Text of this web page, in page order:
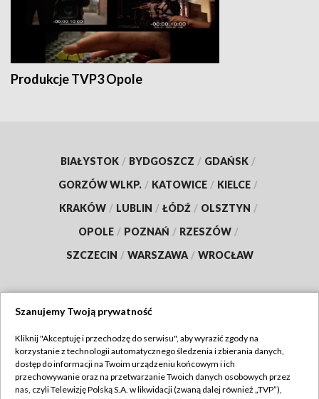
Produkcje TVP3 Opole
BIAŁYSTOK / BYDGOSZCZ / GDAŃSK /
GORZÓW WLKP. / KATOWICE / KIELCE /
KRAKÓW / LUBLIN / ŁÓDŹ / OLSZTYN /
OPOLE / POZNAŃ / RZESZÓW /
SZCZECIN / WARSZAWA / WROCŁAW
TVP
Abonament TVP
Regulamin TVP
Szanujemy Twoją prywatność
Kliknij "Akceptuję i przechodzę do serwisu", aby wyrazić zgody na
korzystanie z technologii automatycznego śledzenia i zbierania danych,
dostęp do informacji na Twoim urządzeniu końcowym i ich
przechowywanie oraz na przetwarzanie Twoich danych osobowych przez
nas, czyli Telewizję Polską S.A. w likwidacji (zwaną dalej również „TVP”),